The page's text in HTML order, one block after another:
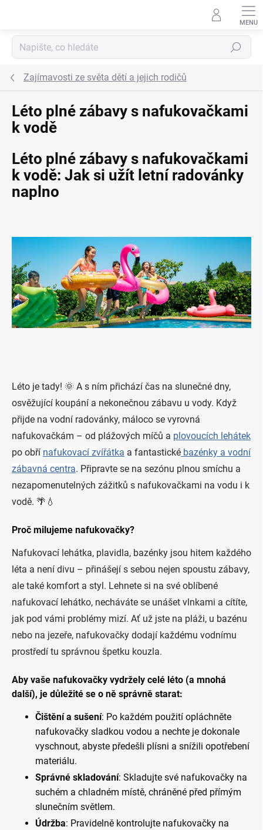
Hledat
Zajímavosti ze světa dětí a jejich rodičů
Léto plné zábavy s nafukovačkami
k vodě
Léto plné zábavy s nafukovačkami
k vodě: Jak si užít letní radovánky
naplno
Léto je tady! 🌞 A s ním přichází čas na slunečné dny,
osvěžující koupání a nekonečnou zábavu u vody. Když
přijde na vodní radovánky, máloco se vyrovná
nafukovačkám – od plážových míčů a plovoucích lehátek
po obří nafukovací zvířátka a fantastické bazénky a vodní
zábavná centra. Připravte se na sezónu plnou smíchu a
nezapomenutelných zážitků s nafukovačkami na vodu i k
vodě. 🌴💧
Proč milujeme nafukovačky?
Nafukovací lehátka, plavidla, bazénky jsou hitem každého
léta a není divu – přinášejí s sebou nejen spoustu zábavy,
ale také komfort a styl. Lehnete si na své oblíbené
nafukovací lehátko, necháváte se unášet vlnkami a cítíte,
jak pod vámi problémy mizí. Ať už jste na pláži, u bazénu
nebo na jezeře, nafukovačky dodají každému vodnímu
prostředí tu správnou špetku kouzla.
Aby vaše nafukovačky vydržely celé léto (a mnohá
další), je důležité se o ně správně starat:
Čištění a sušení: Po každém použití opláchněte
nafukovačky sladkou vodou a nechte je dokonale
vyschnout, abyste předešli plísni a snížili opotřebení
materiálu.
Správné skladování: Skladujte své nafukovačky na
suchém a chladném místě, chráněné před přímým
slunečním světlem.
Údržba: Pravidelně kontrolujte nafukovačky na